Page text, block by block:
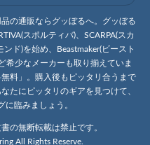
の通販ならグッぼるへ。グッぼる
スポルティバ)、SCARPA(スカ
ド)を始め、Beastmaker(ビースト
希少なメーカーも取り揃えていま
料」。購入後もピッタリ合うまで
たにピッタリのギアを見つけて、
に臨みましょう。
の無断転載は禁止です。
All Rights Reserve.